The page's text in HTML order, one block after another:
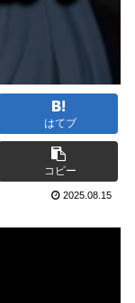
はてブ
コピー
2025.08.15